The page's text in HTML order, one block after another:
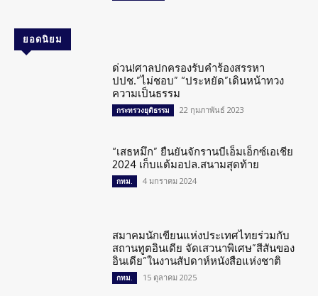
ยอดนิยม
ด่วน!ศาลปกครองรับคำร้องสรรหา
ปปช.”ไม่ชอบ” “ประหยัด”เดินหน้าทวง
ความเป็นธรรม
กระทรวงยุติธรรม 22 กุมภาพันธ์ 2023
“เสธหมึก” ยืนยันจักรานบีเอ็มเอ็กซ์เอเชีย
2024 เก็บแต้มอปล.สนามสุดท้าย
กทม. 4 มกราคม 2024
สมาคมนักเขียนแห่งประเทศไทยร่วมกับ
สถานทูตอินเดีย จัดเสวนาพิเศษ”สีสันของ
อินเดีย”ในงานสัปดาห์หนังสือแห่งชาติ
กทม. 15 ตุลาคม 2025